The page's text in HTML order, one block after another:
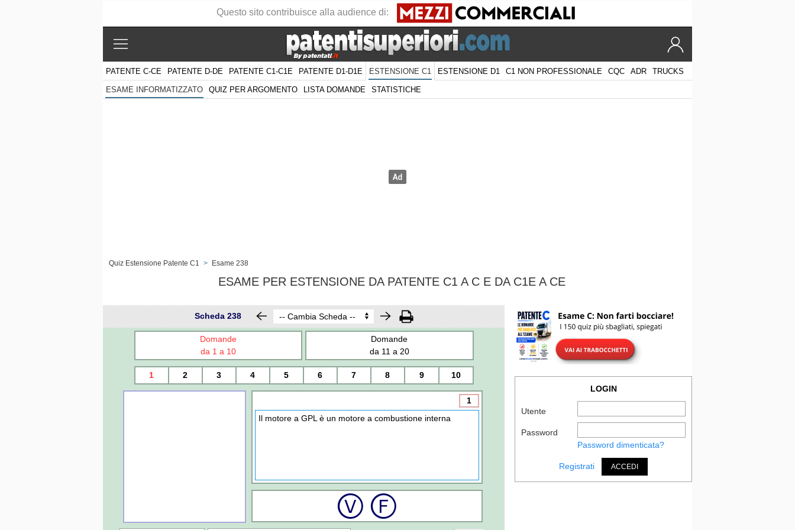
PATENTE C-CE PATENTE D-DE PATENTE C1-C1E PATENTE D1-D1E ESTENSIONE C1 ESTENSIONE D1 C1 NON PROFESSIONALE CQC ADR TRUCKS
ESAME INFORMATIZZATO QUIZ PER ARGOMENTO LISTA DOMANDE STATISTICHE
Quiz Estensione Patente C1 > Esame 238
ESAME PER ESTENSIONE DA PATENTE C1 A C E DA C1E A CE
Scheda 238
Domande
da 1 a 10
Domande
da 11 a 20
1 2 3 4 5 6 7 8 9 10
1
Il motore a GPL è un motore a combustione interna
LOGIN
Utente
Password
Password dimenticata?
Registrati ACCEDI
Questo sito contribuisce alla audience di: